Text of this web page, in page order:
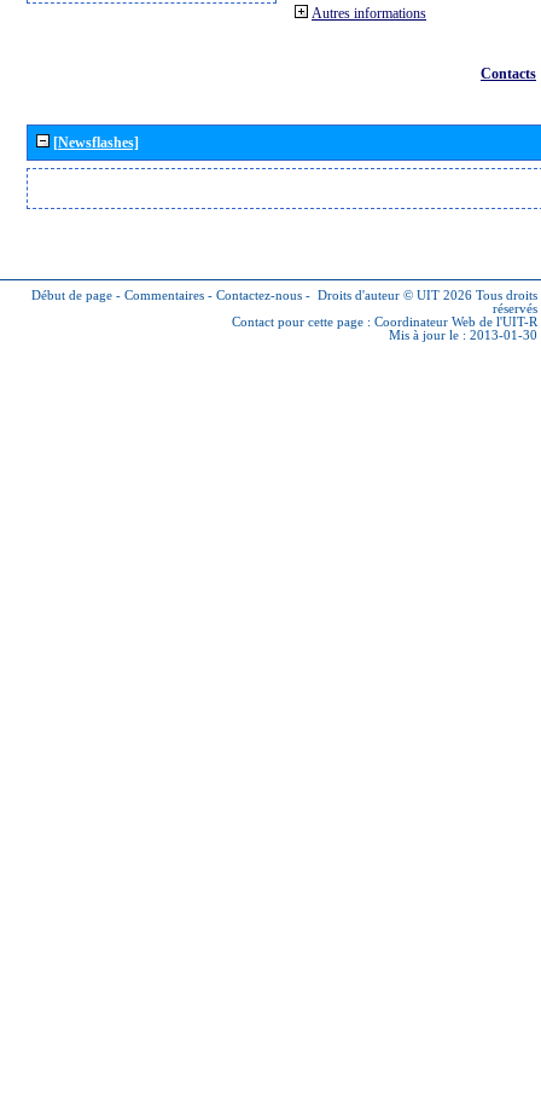
Autres informations
Contacts
[Newsflashes]
Début de page - Commentaires - Contactez-nous - Droits d'auteur © UIT 2026 Tous droits
réservés
Contact pour cette page : Coordinateur Web de l'UIT-R
Mis à jour le : 2013-01-30